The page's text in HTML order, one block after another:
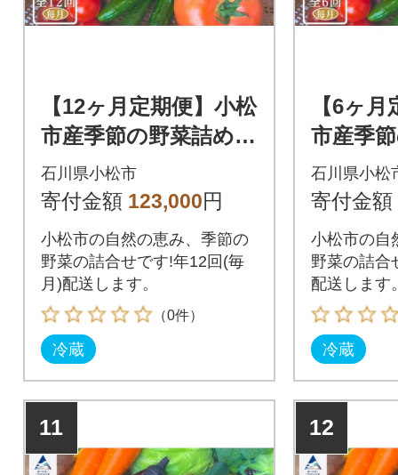
【12ヶ月定期便】小松
市産季節の野菜詰め合
わせ 定期便 JA小松
野菜定期便
石川県小松市
寄付金額 123,000円
小松市の自然の恵み、季節の
野菜の詰合せです!年12回(毎
月)配送します。
（0件）
冷蔵
【6ヶ
市産季
わせ 定
野菜定
石川県小松
寄付金額
小松市の自
野菜の詰合
配送します
冷蔵
11 12